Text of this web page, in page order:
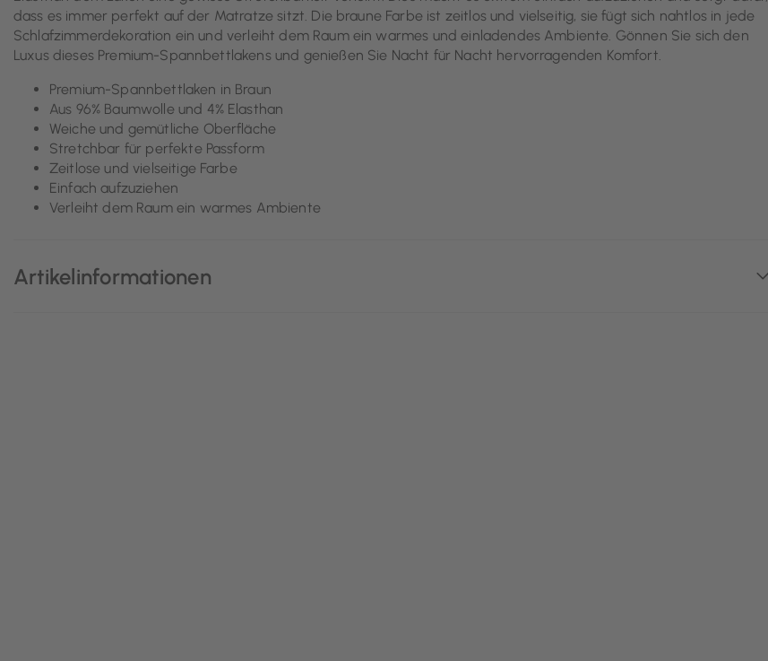
dass es immer perfekt auf der Matratze sitzt. Die braune Farbe ist zeitlos und vielseitig, sie fügt sich nahtlos in jede
Schlafzimmerdekoration ein und verleiht dem Raum ein warmes und einladendes Ambiente. Gönnen Sie sich den
Luxus dieses Premium-Spannbettlakens und genießen Sie Nacht für Nacht hervorragenden Komfort.
Premium-Spannbettlaken in Braun
Aus 96% Baumwolle und 4% Elasthan
Weiche und gemütliche Oberfläche
Stretchbar für perfekte Passform
Zeitlose und vielseitige Farbe
Einfach aufzuziehen
Verleiht dem Raum ein warmes Ambiente
Artikelinformationen